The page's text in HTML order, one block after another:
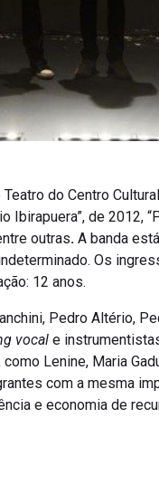
do Centro
de 2012,
outras. A banda
Os
12 anos.
Pedro Altério,
vocal e
Lenine, Maria
com a mesma
e economia de